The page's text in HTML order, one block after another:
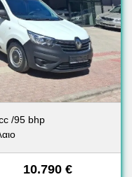
/95 bhp
10.790 €